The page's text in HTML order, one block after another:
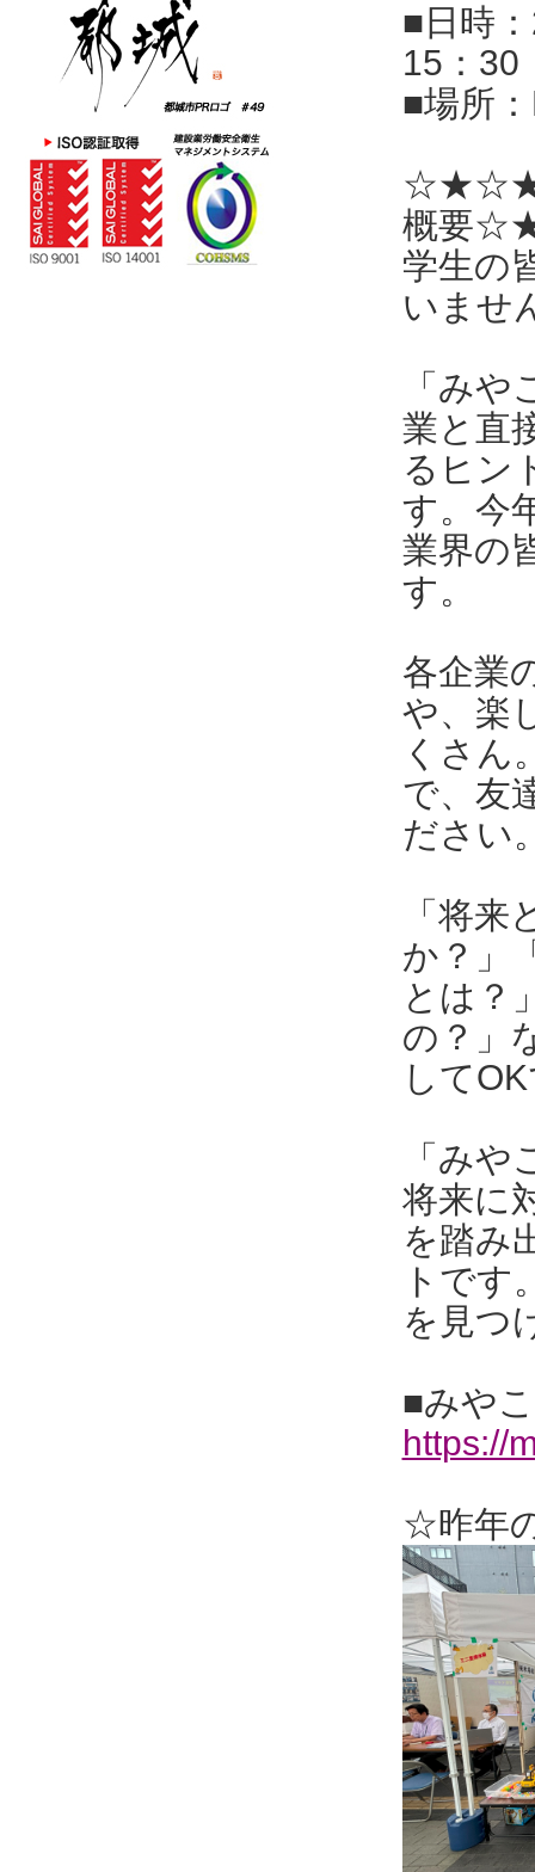
■日時
15：30
■場所
☆★☆★
概要
学生の
いませ
「み
業と直
るヒン
す。今
業界の
す。
各企業
や、楽
くさん
で、友
ださい
「将
か？」
とは？
の？」
して
「み
将来に
を踏み
トです
を見つ
■みや
https://
☆昨年